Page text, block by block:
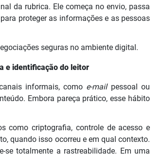
da rubrica. Ele começa no envio, passa
proteger as informações e as pessoas
seguras no ambiente digital.
e identificação do leitor
informais, como e-mailpessoal ou
Embora pareça prático, esse hábito
como criptografia, controle de acesso e
quando isso ocorreu e em qual contexto.
se totalmente a rastreabilidade. Em uma